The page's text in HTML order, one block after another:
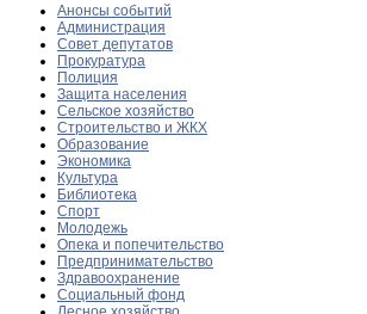
Анонсы событий
Администрация
Совет депутатов
Прокуратура
Полиция
Защита населения
Сельское хозяйство
Строительство и ЖКХ
Образование
Экономика
Культура
Библиотека
Спорт
Молодежь
Опека и попечительство
Предпринимательство
Здравоохранение
Социальный фонд